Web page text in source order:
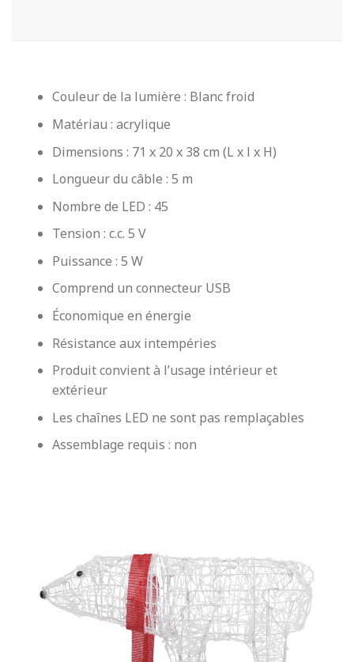
Couleur de la lumière : Blanc froid
Matériau : acrylique
Dimensions : 71 x 20 x 38 cm (L x l x H)
Longueur du câble : 5 m
Nombre de LED : 45
Tension : c.c. 5 V
Puissance : 5 W
Comprend un connecteur USB
Économique en énergie
Résistance aux intempéries
Produit convient à l’usage intérieur et
extérieur
Les chaînes LED ne sont pas remplaçables
Assemblage requis : non